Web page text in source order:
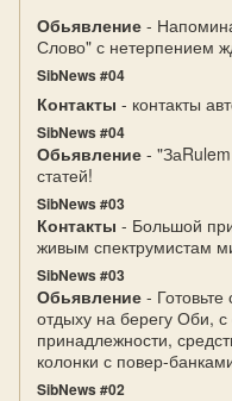
Обьявление -
Слово" с нетерпением
SibNews #04
Контакты - контакты
SibNews #04
Обьявление -
статей!
SibNews #03
Контакты - Большой
живым спектрумистам
SibNews #03
Обьявление -
отдыху на берегу Оби,
принадлежности,
колонки с повер-
SibNews #02